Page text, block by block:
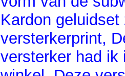
Kardon
versterkerprint,
versterker had ik